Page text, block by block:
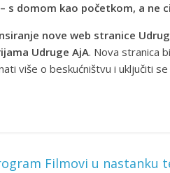
s domom kao početkom, a ne
nove web stranice
Udruge AjA. Nova stranica
više o beskućništvu i uključiti
Filmovi u nastanku